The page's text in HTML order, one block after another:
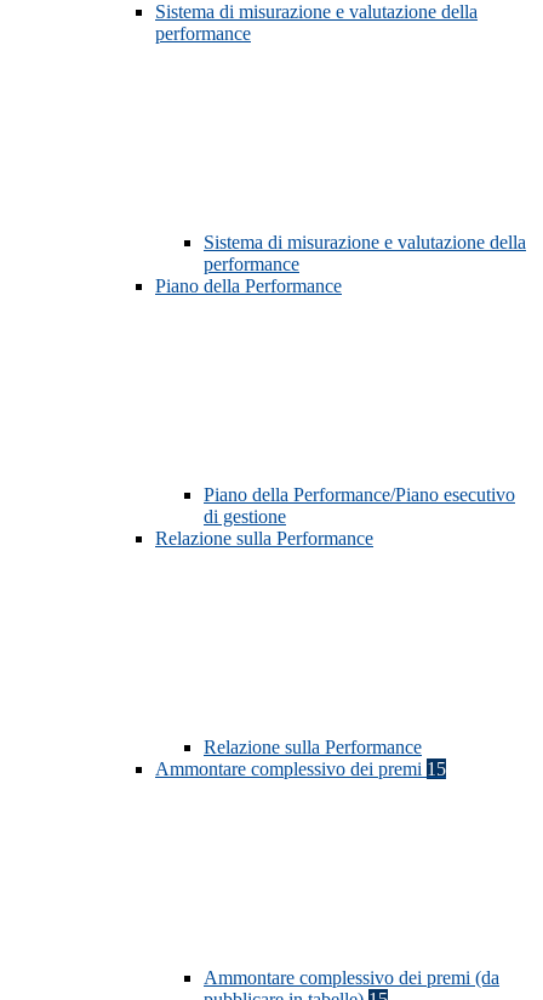
Sistema di misurazione e valutazione della
performance
Sistema di misurazione e valutazione della
performance
Piano della Performance
Piano della Performance/Piano esecutivo
di gestione
Relazione sulla Performance
Relazione sulla Performance
Ammontare complessivo dei premi 15
Ammontare complessivo dei premi (da